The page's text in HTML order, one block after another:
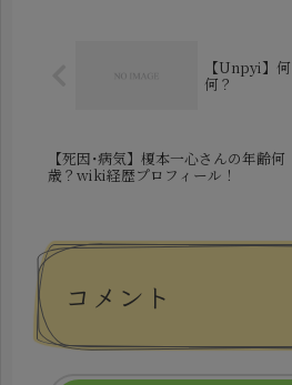
【Unpyi】
何？
【死因･病気】榎本一心さんの年齢何
歳？wiki経歴プロフィール！
コメント